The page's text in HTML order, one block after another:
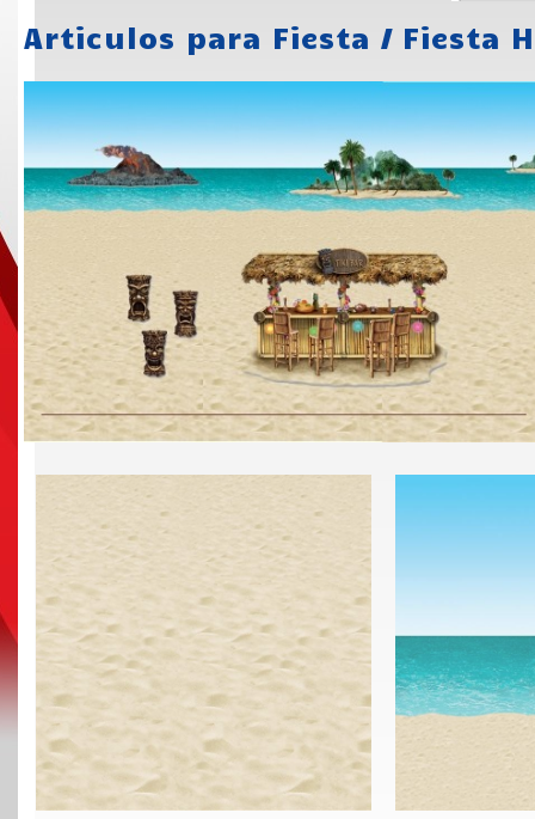
Articulos para Fiesta / Fiesta